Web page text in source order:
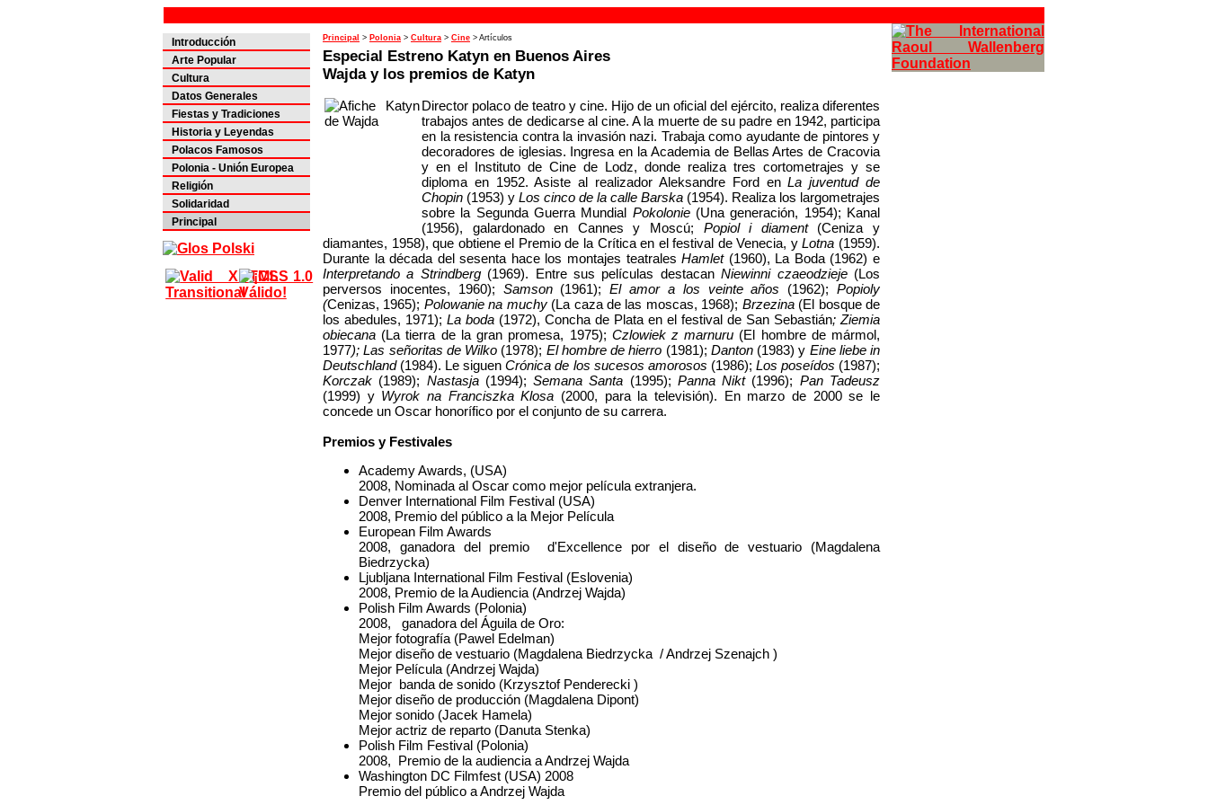
Introducción
Arte Popular
Cultura
Datos Generales
Fiestas y Tradiciones
Historia y Leyendas
Polacos Famosos
Polonia - Unión Europea
Religión
Solidaridad
Principal
Principal > Polonia > Cultura > Cine > Artículos
Especial Estreno Katyn en Buenos Aires
Wajda y los premios de Katyn
Director polaco de teatro y cine. Hijo de un oficial del ejército, realiza diferentes
trabajos antes de dedicarse al cine. A la muerte de su padre en 1942, participa
en la resistencia contra la invasión nazi. Trabaja como ayudante de pintores y
decoradores de iglesias. Ingresa en la Academia de Bellas Artes de Cracovia
y en el Instituto de Cine de Lodz, donde realiza tres cortometrajes y se
diploma en 1952. Asiste al realizador Aleksandre Ford enLa juventud de
Chopin (1953) y Los cinco de la calle Barska (1954). Realiza los largometrajes
sobre la Segunda Guerra Mundial Pokolonie (Una generación, 1954); Kanal
(1956), galardonado en Cannes y Moscú; Popiol i diament(Ceniza y
diamantes, 1958), que obtiene el Premio de la Crítica en el festival de Venecia, yLotna (1959).
Durante la década del sesenta hace los montajes teatralesHamlet (1960), La Boda (1962) e
Interpretando a Strindberg(1969). Entre sus películas destacanNiewinni czaeodzieje(Los
perversos inocentes, 1960); Samson(1961);El amor a los veinte años (1962);Popioly
(Cenizas, 1965); Polowanie na muchy(La caza de las moscas, 1968); Brzezina(El bosque de
los abedules, 1971); La boda (1972), Concha de Plata en el festival de San Sebastián; Ziemia
obiecana (La tierra de la gran promesa, 1975); Czlowiek z marnuru (El hombre de mármol,
1977); Las señoritas de Wilko (1978); El hombre de hierro (1981); Danton(1983) y Eine liebe in
Deutschland(1984). Le siguenCrónica de los sucesos amorosos (1986); Los poseídos (1987);
Korczak (1989); Nastasja(1994);Semana Santa (1995); Panna Nikt(1996); Pan Tadeusz
(1999) y Wyrok na Franciszka Klosa (2000, para la televisión). En marzo de 2000 se le
concede un Oscar honorífico por el conjunto de su carrera.
Premios y Festivales
Academy Awards, (USA)
2008, Nominada al Oscar como mejor película extranjera.
Denver International Film Festival (USA)
2008, Premio del público a la Mejor Película
European Film Awards
2008, ganadora del premio d'Excellence por el diseño de vestuario (Magdalena
Biedrzycka)
Ljubljana International Film Festival (Eslovenia)
2008, Premio de la Audiencia (Andrzej Wajda)
Polish Film Awards (Polonia)
2008, ganadora del Águila de Oro:
Mejor fotografía (Pawel Edelman)
Mejor diseño de vestuario (Magdalena Biedrzycka / Andrzej Szenajch )
Mejor Película (Andrzej Wajda)
Mejor banda de sonido (Krzysztof Penderecki )
Mejor diseño de producción (Magdalena Dipont)
Mejor sonido (Jacek Hamela)
Mejor actriz de reparto (Danuta Stenka)
Polish Film Festival (Polonia)
2008, Premio de la audiencia a Andrzej Wajda
Washington DC Filmfest (USA) 2008
Premio del público a Andrzej Wajda